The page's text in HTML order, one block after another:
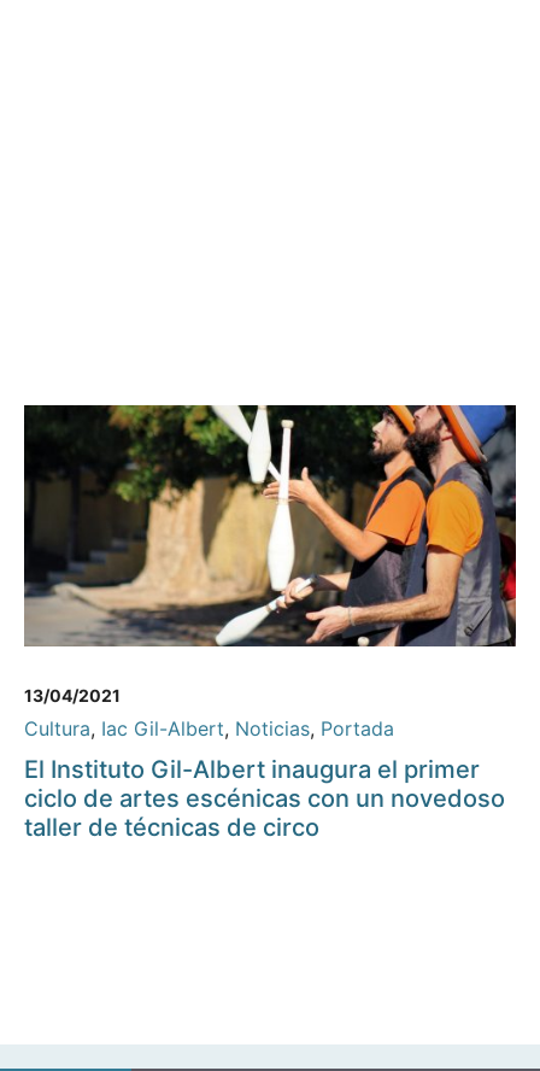
13/04/2021
Cultura, Iac Gil-Albert, Noticias, Portada
El Instituto Gil-Albert inaugura el primer
ciclo de artes escénicas con un novedoso
taller de técnicas de circo